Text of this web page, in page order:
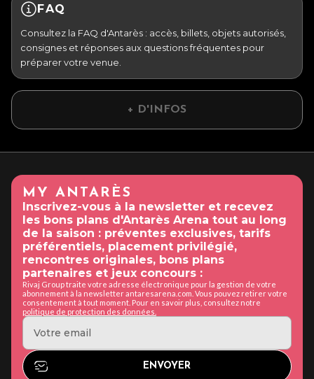
FAQ
Consultez la FAQ d'Antarès : accès, billets, objets autorisés,
consignes et réponses aux questions fréquentes pour
préparer votre venue.
+ D'INFOS
MY ANTARÈS
Inscrivez-vous à la newsletter et recevez
les bons plans d'Antarès Arena tout au long
de la saison : préventes exclusives, tarifs
préférentiels, placement privilégié,
rencontres originales, bons plans
partenaires et jeux concours :
Rivaj Group traite votre adresse électronique pour la gestion de votre
abonnement à la newsletter antaresarena.com. Vous pouvez retirer votre
consentement à tout moment. Pour en savoir plus, consultez notre
politique de protection des données.